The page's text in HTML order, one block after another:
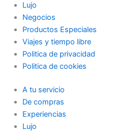
Lujo
Negocios
Productos Especiales
Viajes y tiempo libre
Politica de privacidad
Politica de cookies
A tu servicio
De compras
Experiencias
Lujo